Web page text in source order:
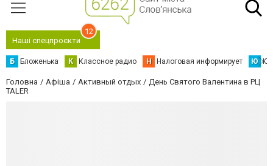
Наші спецпроєкти
12
Б Бложенька К Классное радио Н Налоговая информирует Ю
Головна Афіша Активный отдых
День Святого Валентина в РЦ
TALER